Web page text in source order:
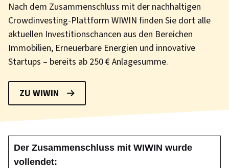
Nach dem Zusammenschluss mit der nachhaltigen
Crowdinvesting-Plattform WIWIN finden Sie dort alle
aktuellen Investitionschancen aus den Bereichen
Immobilien, Erneuerbare Energien und innovative
Startups – bereits ab 250 € Anlagesumme.
ZU WIWIN
Der Zusammenschluss mit WIWIN wurde
vollendet: